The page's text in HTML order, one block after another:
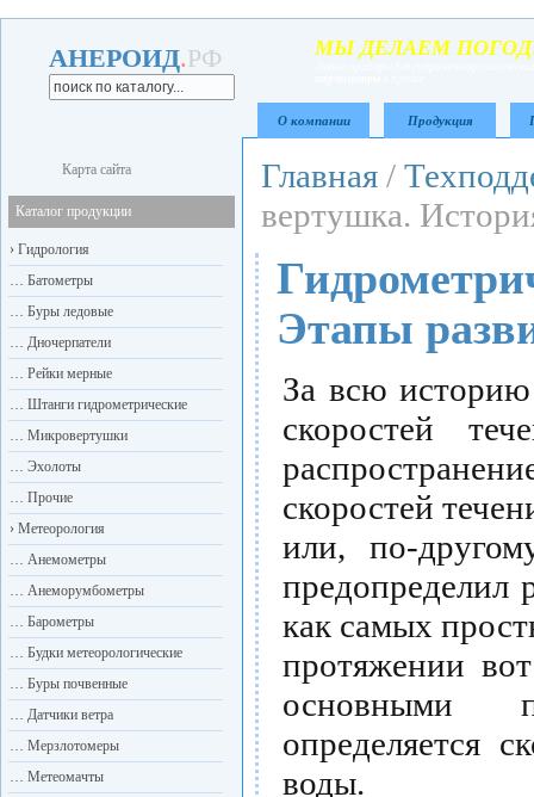
АНЕРОИД.РФ МЫ ДЕЛАЕМ
О компании Продукция
Главная /
вертушка.
Этапы
За всю историю
скоростей
скоростей
или, по-
предопределил
как самых
протяжении
основными
определяется
воды.
Карта сайта
Каталог продукции
› Гидрология
… Батометры
… Буры ледовые
… Дночерпатели
… Рейки мерные
… Штанги гидрометрические
… Микровертушки
… Эхолоты
… Прочие
› Метеорология
… Анемометры
… Анеморумбометры
… Барометры
… Будки метеорологические
… Буры почвенные
… Датчики ветра
… Мерзлотомеры
… Метеомачты